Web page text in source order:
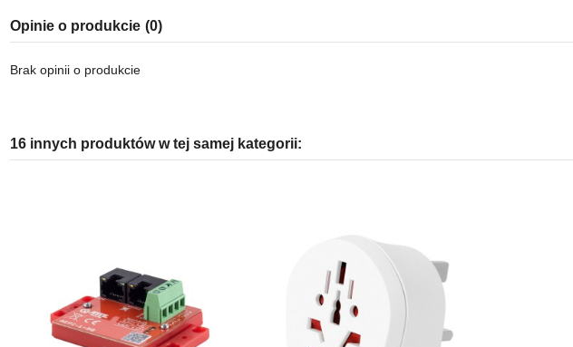
Opinie o produkcie (0)
Brak opinii o produkcie
16 innych produktów w tej samej kategorii: